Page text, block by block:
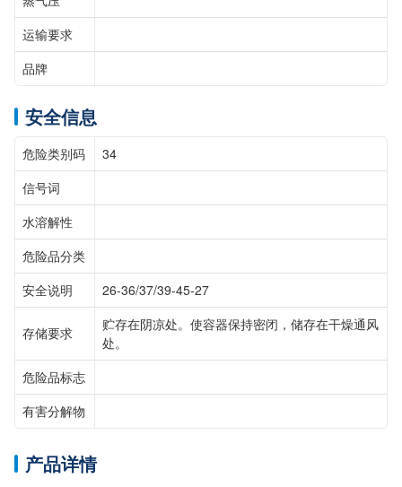
运输要求
品牌
安全信息
危险类别码
34
信号词
水溶解性
危险品分类
安全说明
26-36/37/39-45-27
存储要求
贮存在阴凉处。使容器保持密闭，储存在干燥通风
处。
危险品标志
有害分解物
产品详情